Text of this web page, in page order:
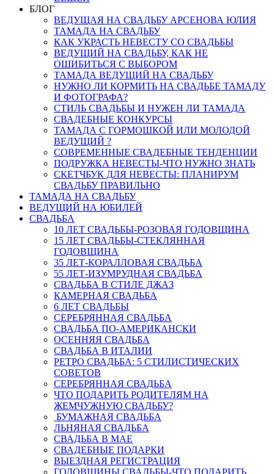
БЛОГ
ВЕДУЩАЯ НА СВАДЬБУ АРСЕНОВА ЮЛИЯ
ТАМАДА НА СВАДЬБУ
КАК УКРАСТЬ НЕВЕСТУ СО СВАДЬБЫ
ВЕДУЩИЙ НА СВАДЬБУ, КАК НЕ
ОШИБИТЬСЯ С ВЫБОРОМ
ТАМАДА ВЕДУЩИЙ НА СВАДЬБУ
НУЖНО ЛИ КОРМИТЬ НА СВАДЬБЕ ТАМАДУ
И ФОТОГРАФА?
СТИЛЬ СВАДЬБЫ И НУЖЕН ЛИ ТАМАДА
СВАДЕБНЫЕ КОНКУРСЫ
ТАМАДА С ГОРМОШКОЙ ИЛИ МОЛОДОЙ
ВЕДУЩИЙ ?
СОВРЕМЕННЫЕ СВАДЕБНЫЕ ТЕНДЕНЦИИ
ПОДРУЖКА НЕВЕСТЫ-ЧТО НУЖНО ЗНАТЬ
СКЕТЧБУК ДЛЯ НЕВЕСТЫ: ПЛАНИРУМ
СВАДЬБУ ПРАВИЛЬНО
ТАМАДА НА СВАДЬБУ
ВЕДУЩИЙ НА ЮБИЛЕЙ
СВАДЬБА
10 ЛЕТ СВАДЬБЫ-РОЗОВАЯ ГОДОВЩИНА
15 ЛЕТ СВАДЬБЫ-СТЕКЛЯННАЯ
ГОДОВЩИНА
35 ЛЕТ-КОРАЛЛОВАЯ СВАДЬБА
55 ЛЕТ-ИЗУМРУДНАЯ СВАДЬБА
СВАДЬБА В СТИЛЕ ДЖАЗ
КАМЕРНАЯ СВАДЬБА
6 ЛЕТ СВАДЬБЫ
СЕРЕБРЯННАЯ СВАДЬБА
СВАДЬБА ПО-АМЕРИКАНСКИ
ОСЕННЯЯ СВАДЬБА
СВАДЬБА В ИТАЛИИ
РЕТРО СВАДЬБА: 5 СТИЛИСТИЧЕСКИХ
СОВЕТОВ
СЕРЕБРЯННАЯ СВАДЬБА
ЧТО ПОДАРИТЬ РОДИТЕЛЯМ НА
ЖЕМЧУЖНУЮ СВАДЬБУ?
БУМАЖНАЯ СВАДЬБА
ЛЬНЯНАЯ СВАДЬБА
СВАДЬБА В МАЕ
СВАДЕБНЫЕ ПОДАРКИ
ВЫЕЗДНАЯ РЕГИСТРАЦИЯ